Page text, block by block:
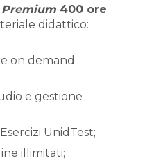
Premium 400 ore
didattico:
on demand
e gestione
UnidTest;
illimitati;